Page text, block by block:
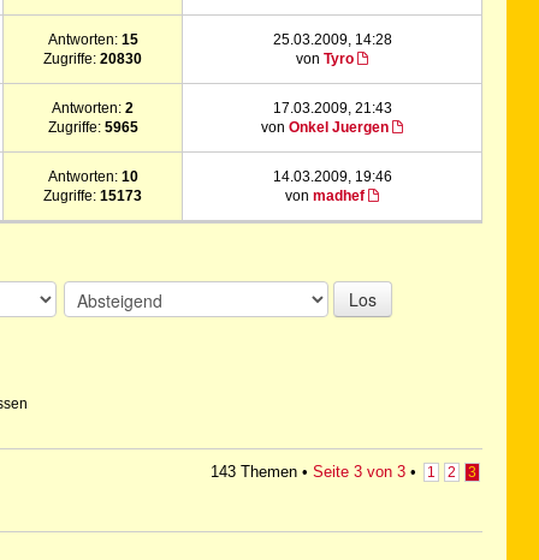
Antworten: 15
Zugriffe:20830
25.03.2009, 14:28
vonTyro
Antworten:2
Zugriffe: 5965
17.03.2009, 21:43
vonOnkel Juergen
Antworten: 10
Zugriffe:15173
14.03.2009, 19:46
vonmadhef
Los
143 Themen • Seite 3von 3• 1 2 3